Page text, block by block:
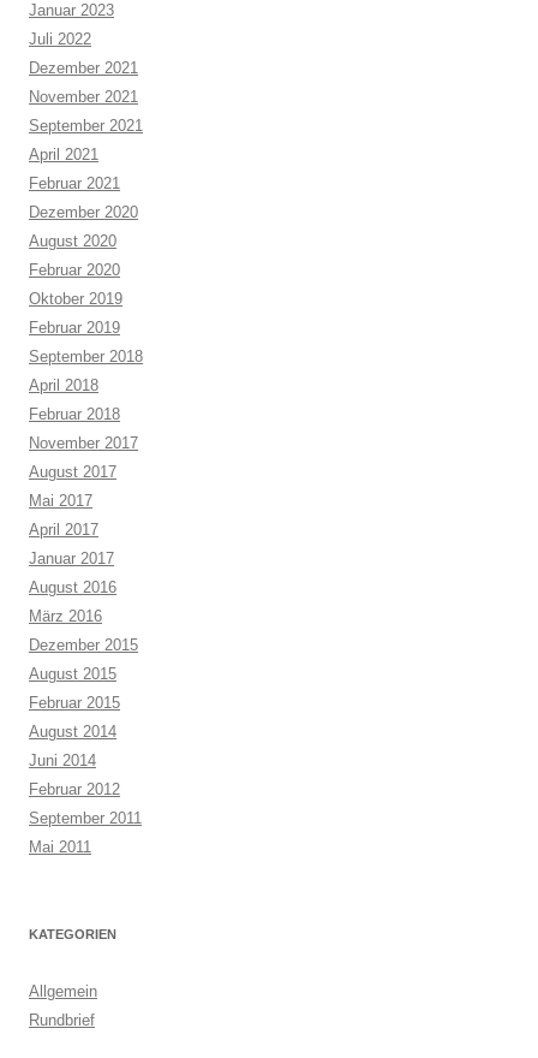
Januar 2023
Juli 2022
Dezember 2021
November 2021
September 2021
April 2021
Februar 2021
Dezember 2020
August 2020
Februar 2020
Oktober 2019
Februar 2019
September 2018
April 2018
Februar 2018
November 2017
August 2017
Mai 2017
April 2017
Januar 2017
August 2016
März 2016
Dezember 2015
August 2015
Februar 2015
August 2014
Juni 2014
Februar 2012
September 2011
Mai 2011
KATEGORIEN
Allgemein
Rundbrief